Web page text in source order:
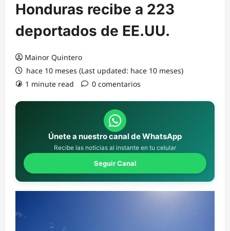
Honduras recibe a 223
deportados de EE.UU.
Mainor Quintero
hace 10 meses (Last updated: hace 10 meses)
1 minute read
0 comentarios
Únete a nuestro canal de WhatsApp
Recibe las noticias al instante en tu celular
Seguir Canal